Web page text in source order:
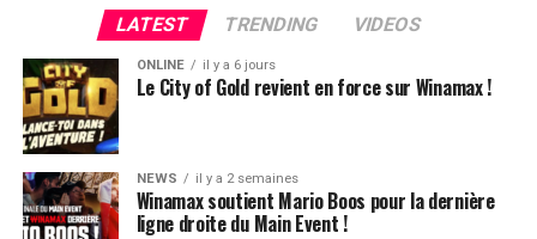
LATEST TRENDING VIDEOS
ONLINE il y a 6 jours
Le City of Gold revient en force sur Winamax !
NEWS il y a 2 semaines
Winamax soutient Mario Boos pour la dernière
ligne droite du Main Event !